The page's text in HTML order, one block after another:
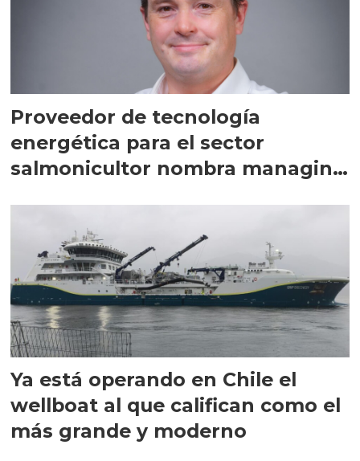
Proveedor de tecnología
energética para el sector
salmonicultor nombra managing
Ya está operando en Chile el
wellboat al que califican como el
más grande y moderno